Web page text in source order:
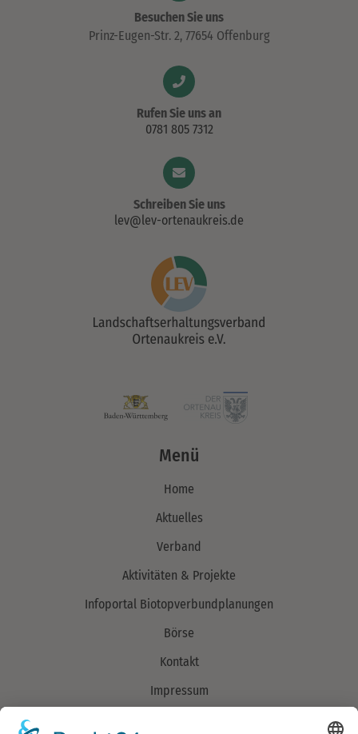
Besuchen Sie uns
Prinz-Eugen-Str. 2, 77654 Offenburg
Rufen Sie uns an
0781 805 7312
Schreiben Sie uns
lev@lev-ortenaukreis.de
Menü
Home
Aktuelles
Verband
Aktivitäten & Projekte
Infoportal Biotopverbundplanungen
Börse
Kontakt
Impressum